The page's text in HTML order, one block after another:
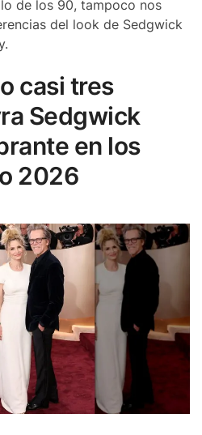
de los 90, tampoco nos
del look de Sedgwick
casi tres
Sedgwick
en los
2026